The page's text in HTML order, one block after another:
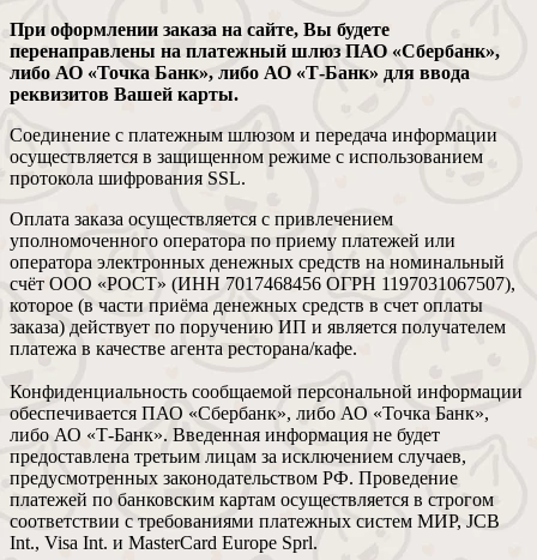
При оформлении заказа на сайте, Вы будете
перенаправлены на платежный шлюз ПАО «Сбербанк»,
либо АО «Точка Банк», либо АО «Т-Банк» для ввода
реквизитов Вашей карты.
Соединение с платежным шлюзом и передача информации
осуществляется в защищенном режиме с использованием
протокола шифрования SSL.
Оплата заказа осуществляется с привлечением
уполномоченного оператора по приему платежей или
оператора электронных денежных средств на номинальный
счёт ООО «РОСТ» (ИНН 7017468456 ОГРН 1197031067507),
которое (в части приёма денежных средств в счет оплаты
заказа) действует по поручению ИП и является получателем
платежа в качестве агента ресторана/кафе.
Конфиденциальность сообщаемой персональной информации
обеспечивается ПАО «Сбербанк», либо АО «Точка Банк»,
либо АО «Т-Банк». Введенная информация не будет
предоставлена третьим лицам за исключением случаев,
предусмотренных законодательством РФ. Проведение
платежей по банковским картам осуществляется в строгом
соответствии с требованиями платежных систем МИР, JCB
Int., Visa Int. и MasterCard Europe Sprl.